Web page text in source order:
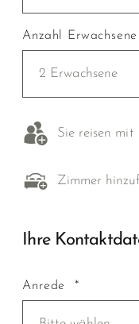
Anzahl
2 Erwachsene
Sie reisen mit
Zimmer
Ihre
Anrede *